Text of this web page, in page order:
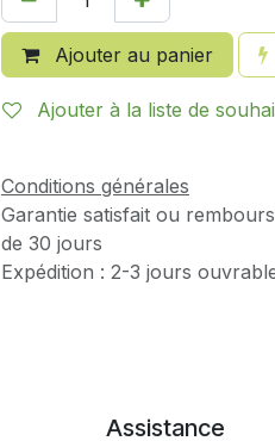
Ajouter au panier
Ajouter à la liste de
Conditions générales
Garantie satisfait ou
de 30 jours
Expédition : 2-3 jours
Assistance